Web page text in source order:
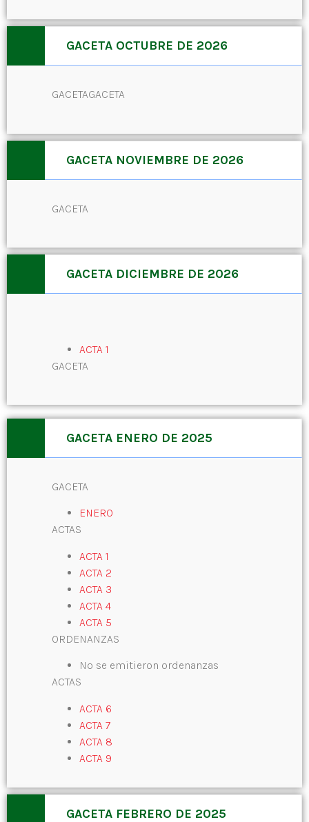
GACETA OCTUBRE DE 2026
GACETAGACETA
GACETA NOVIEMBRE DE 2026
GACETA
GACETA DICIEMBRE DE 2026
ACTA 1
GACETA
GACETA ENERO DE 2025
GACETA
ENERO
ACTAS
ACTA 1
ACTA 2
ACTA 3
ACTA 4
ACTA 5
ORDENANZAS
No se emitieron ordenanzas
ACTAS
ACTA 6
ACTA 7
ACTA 8
ACTA 9
GACETA FEBRERO DE 2025